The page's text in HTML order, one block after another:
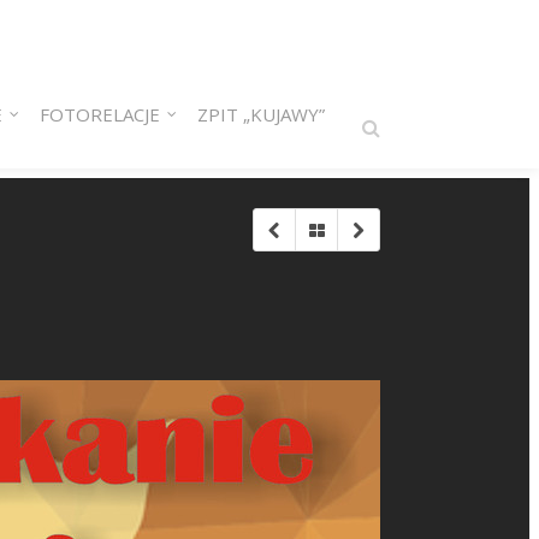
FOTORELACJE ZPIT „KUJAWY”